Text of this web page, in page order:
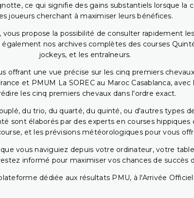
ce qui signifie des gains substantiels lorsque
les joueurs cherchant à maximiser leurs bénéfices.
vous propose la possibilité de consulter rapidement
nos archives complètes des courses
jockeys, et les entraîneurs.
offrant une vue précise sur les cinq premiers
et PMUM La SOREC au Maroc Casablanca,
les cinq premiers chevaux dans l'ordre exact.
du trio, du quarté, du quinté, ou d'autres types
sont élaborés par des experts en courses
et les prévisions météorologiques pour vous
vous naviguiez depuis votre ordinateur, votre
informé pour maximiser vos chances de succès
dédiée aux résultats PMU, à l'Arrivée